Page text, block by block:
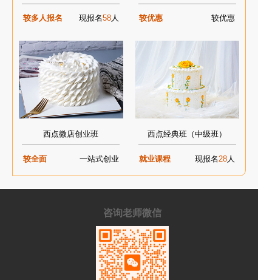
较多人报名 现报名58人 较优惠 较优惠
西点微店创业班
较全面 一站式创业
西点经典班（中级班）
就业课程 现报名28人
咨询老师微信